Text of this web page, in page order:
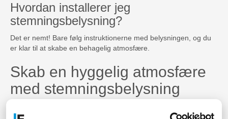
Hvordan installerer jeg
stemningsbelysning?
Det er nemt! Bare følg instruktionerne med belysningen, og du
er klar til at skabe en behagelig atmosfære.
Skab en hyggelig atmosfære
med stemningsbelysning